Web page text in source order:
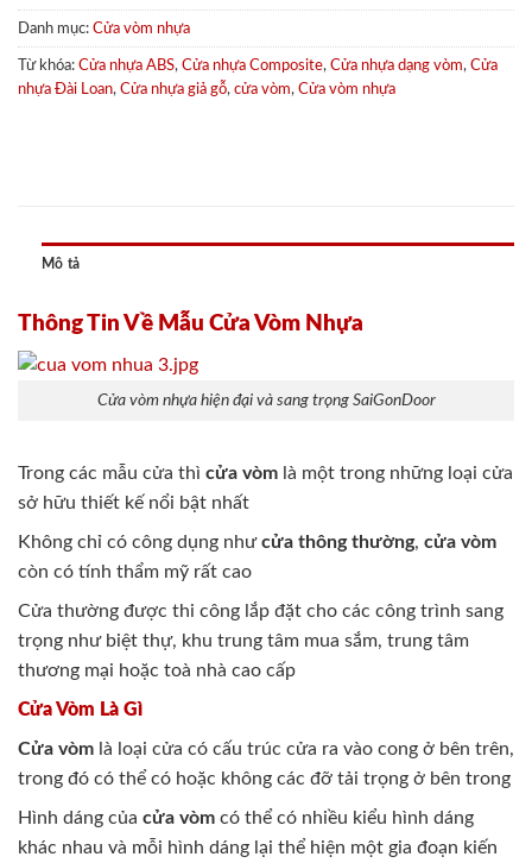
Danh mục: Cửa vòm nhựa
Từ khóa: Cửa nhựa ABS, Cửa nhựa Composite, Cửa nhựa dạng vòm, Cửa
nhựa Đài Loan, Cửa nhựa giả gỗ, cửa vòm, Cửa vòm nhựa
Mô tả
Thông Tin Về Mẫu Cửa Vòm Nhựa
Cửa vòm nhựa hiện đại và sang trọng SaiGonDoor
Trong các mẫu cửa thì cửa vòm là một trong những loại cửa
sở hữu thiết kế nổi bật nhất
Không chỉ có công dụng nhưcửa thông thường, cửa vòm
còn có tính thẩm mỹ rất cao
Cửa thường được thi công lắp đặt cho các công trình sang
trọng như biệt thự, khu trung tâm mua sắm, trung tâm
thương mại hoặc toà nhà cao cấp
Cửa Vòm Là Gì
Cửa vòm là loại cửa có cấu trúc cửa ra vào cong ở bên trên,
trong đó có thể có hoặc không các đỡ tải trọng ở bên trong
Hình dáng của cửa vòm có thể có nhiều kiểu hình dáng
khác nhau và mỗi hình dáng lại thể hiện một gia đoạn kiến